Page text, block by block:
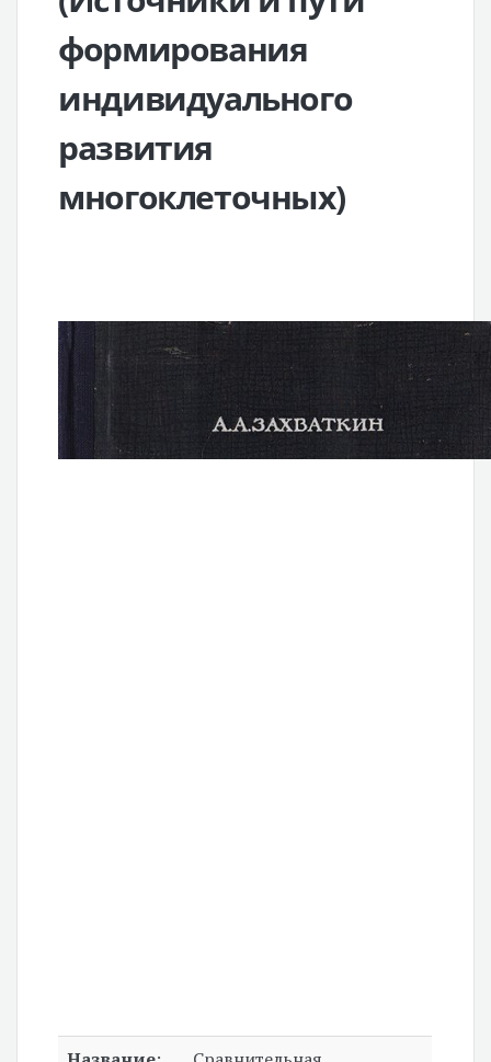
формирования
индивидуального
развития
многоклеточных)